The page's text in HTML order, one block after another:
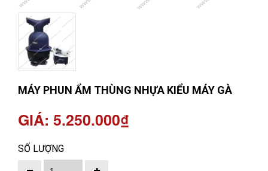
MÁY PHUN ẨM THÙNG NHỰA KIỂU MÁY GÀ
GIÁ: 5.250.000₫
SỐ LƯỢNG